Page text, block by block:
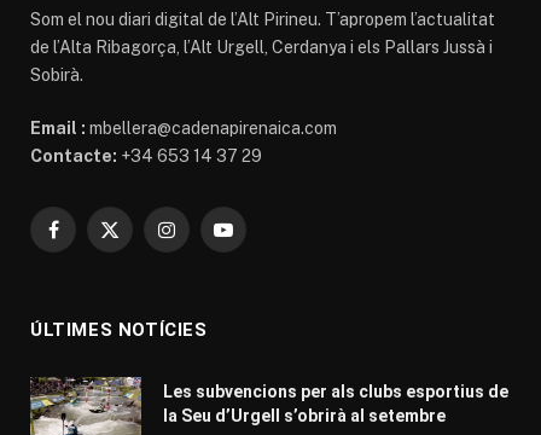
Som el nou diari digital de l’Alt Pirineu. T’apropem l’actualitat
de l’Alta Ribagorça, l’Alt Urgell, Cerdanya i els Pallars Jussà i
Sobirà.
Email : mbellera@cadenapirenaica.com
Contacte: +34 653 14 37 29
Facebook
X
InstagramYouTube
ÚLTIMES NOTÍCIES
Les subvencions per als clubs esportius de
la Seu d’Urgell s’obrirà al setembre